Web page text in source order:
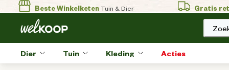
Beste WinkelketenTuin & Dier Gratis
Dier Tuin Kleding Acties